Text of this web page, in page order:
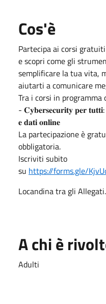
Cos'è
Partecipa ai corsi
e scopri come gli
semplificare la tua vita,
aiutarti a comunicare
Tra i corsi in programma
- 𝐂𝐲𝐛𝐞𝐫𝐬𝐞𝐜𝐮𝐫𝐢𝐭𝐲 𝐩𝐞𝐫
𝐞 𝐝𝐚𝐭𝐢 𝐨𝐧𝐥𝐢𝐧𝐞
La partecipazione è
obbligatoria.
Iscriviti subito
su https://forms.gle/
Locandina tra gli Allegati.
A chi è
Adulti